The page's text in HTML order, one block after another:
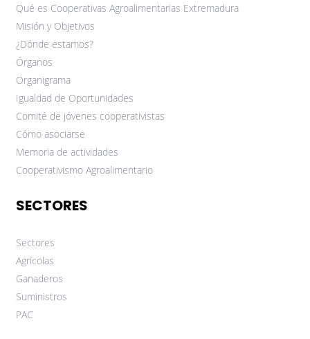
Qué es Cooperativas Agroalimentarias Extremadura
Misión y Objetivos
¿Dónde estamos?
Órganos
Organigrama
Igualdad de Oportunidades
Comité de jóvenes cooperativistas
Cómo asociarse
Memoria de actividades
Cooperativismo Agroalimentario
SECTORES
Sectores
Agrícolas
Ganaderos
Suministros
PAC